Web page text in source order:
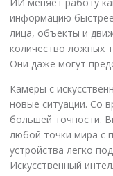
информацию
лица, объекты и
количество ложных
Они даже могут
Камеры с
новые ситуации. Со
большей точности.
любой точки мира с
устройства легко
Искусственный